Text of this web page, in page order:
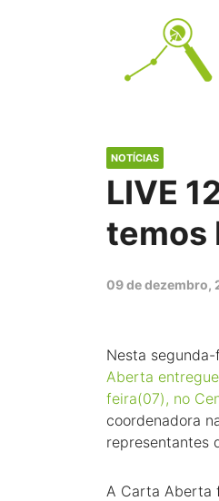
NOTÍCIAS
LIVE
temos
09 de dezembro,
Nesta
Aberta
feira(07), no
coordenadora
representantes
A Carta Aberta